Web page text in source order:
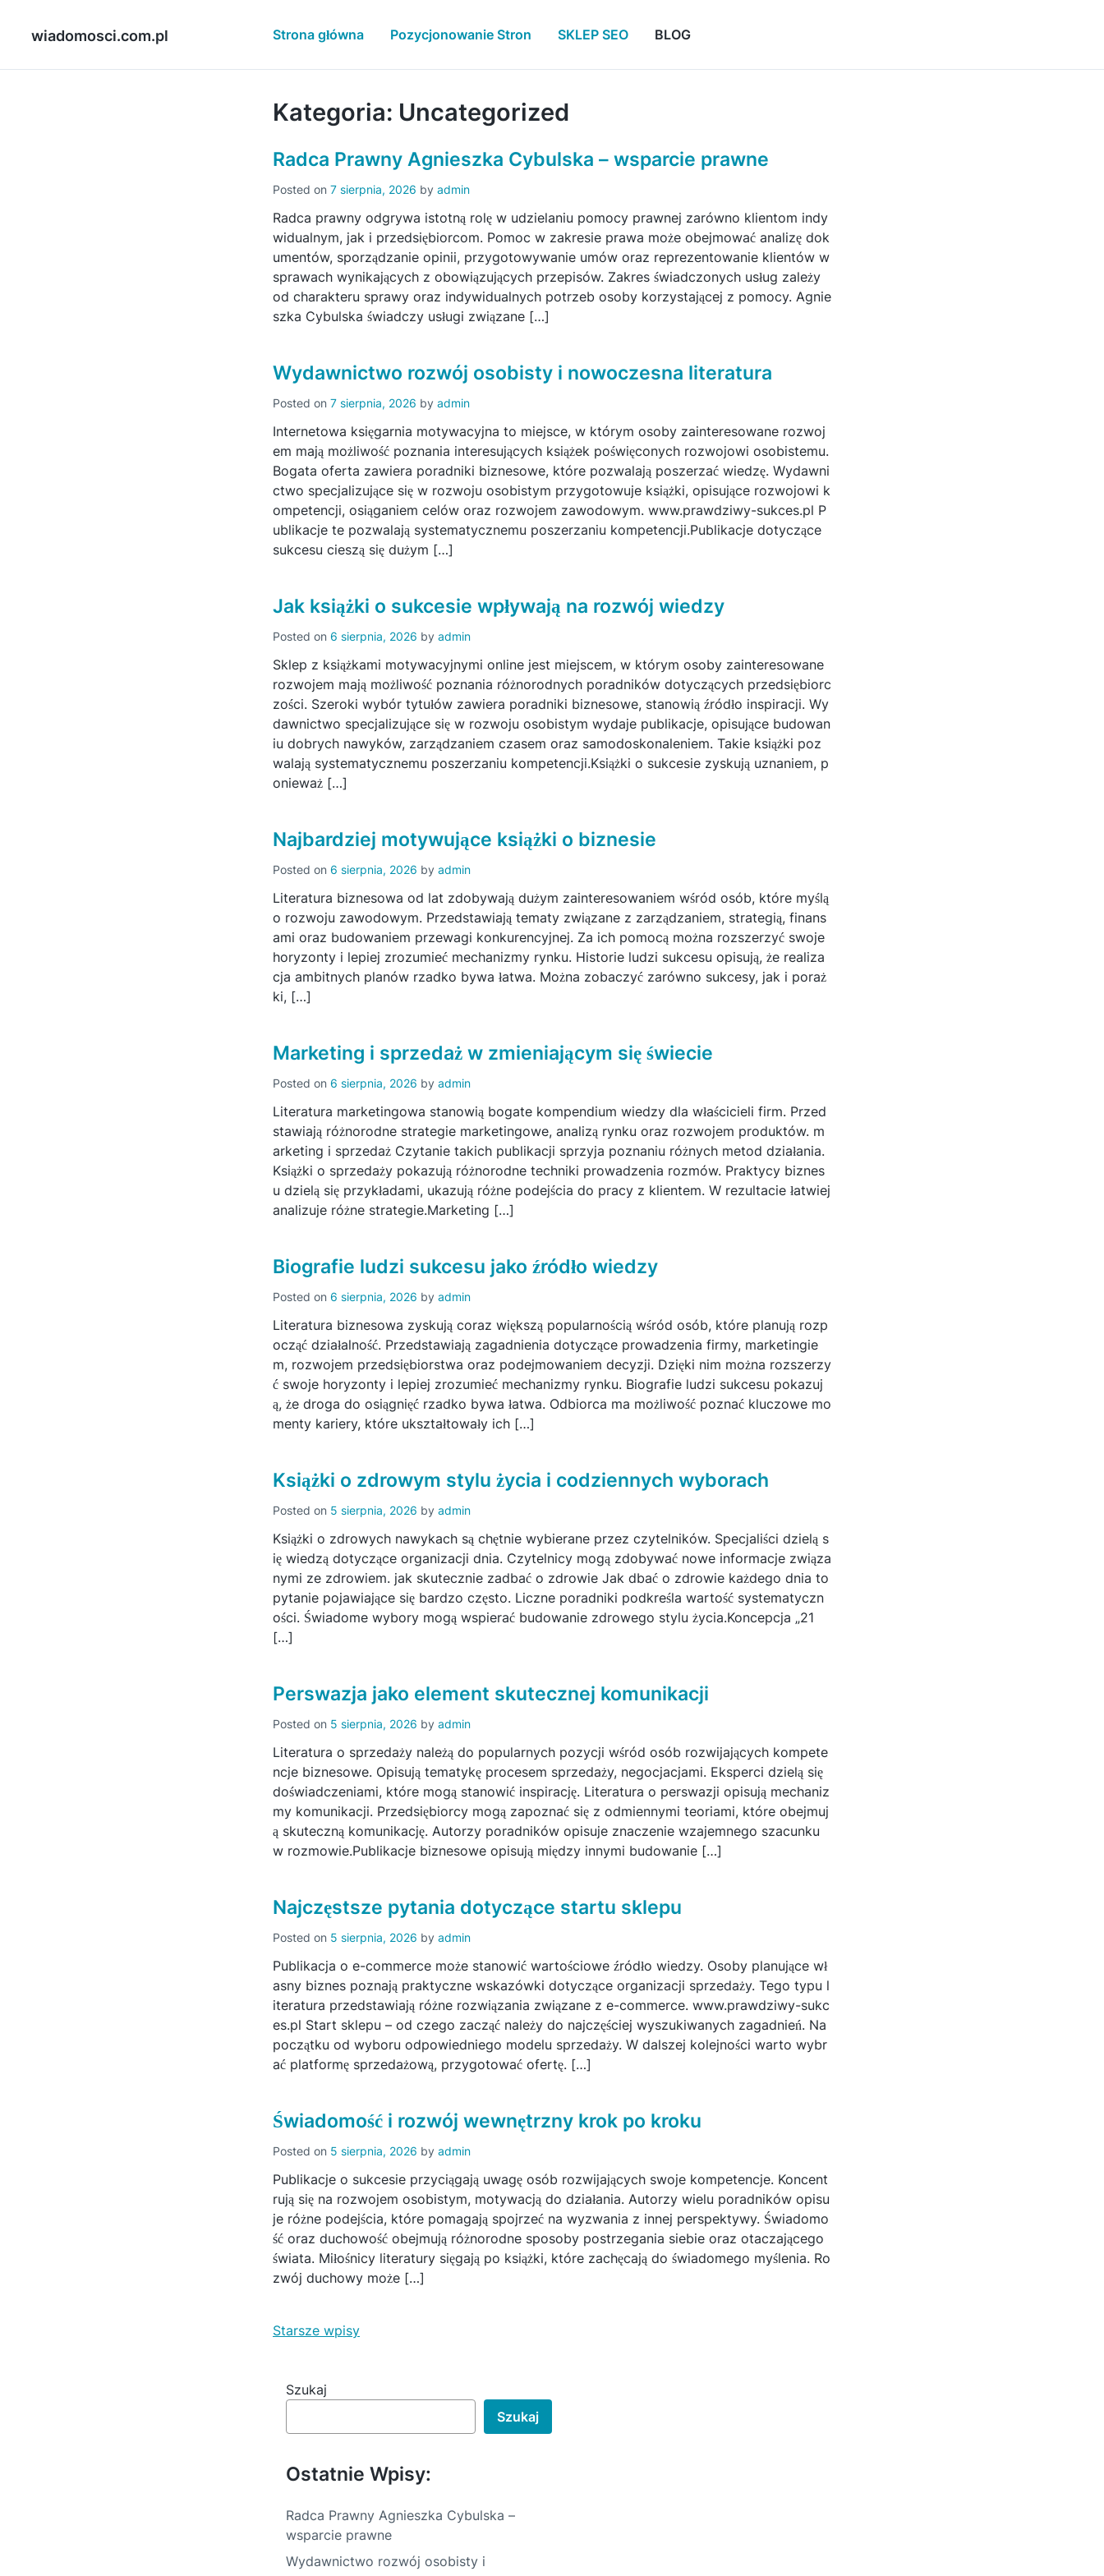
Strona główna Pozycjonowanie Stron SKLEP SEO BLOG
wiadomosci.com.pl
Kategoria: Uncategorized
Radca Prawny Agnieszka Cybulska – wsparcie prawne
Posted on 7 sierpnia, 2026 by admin
Radca prawny odgrywa istotną rolę w udzielaniu pomocy prawnej zarówno klientom indy
widualnym, jak i przedsiębiorcom. Pomoc w zakresie prawa może obejmować analizę dok
umentów, sporządzanie opinii, przygotowywanie umów oraz reprezentowanie klientów w
sprawach wynikających z obowiązujących przepisów. Zakres świadczonych usług zależy
od charakteru sprawy oraz indywidualnych potrzeb osoby korzystającej z pomocy. Agnie
szka Cybulska świadczy usługi związane […]
Wydawnictwo rozwój osobisty i nowoczesna literatura
Posted on 7 sierpnia, 2026 by admin
Internetowa księgarnia motywacyjna to miejsce, w którym osoby zainteresowane rozwoj
em mają możliwość poznania interesujących książek poświęconych rozwojowi osobistemu.
Bogata oferta zawiera poradniki biznesowe, które pozwalają poszerzać wiedzę. Wydawni
ctwo specjalizujące się w rozwoju osobistym przygotowuje książki, opisujące rozwojowi k
ompetencji, osiąganiem celów oraz rozwojem zawodowym. www.prawdziwy-sukces.pl P
ublikacje te pozwalają systematycznemu poszerzaniu kompetencji.Publikacje dotyczące
sukcesu cieszą się dużym […]
Jak książki o sukcesie wpływają na rozwój wiedzy
Posted on 6 sierpnia, 2026 by admin
Sklep z książkami motywacyjnymi online jest miejscem, w którym osoby zainteresowane
rozwojem mają możliwość poznania różnorodnych poradników dotyczących przedsiębiorc
zości. Szeroki wybór tytułów zawiera poradniki biznesowe, stanowią źródło inspiracji. Wy
dawnictwo specjalizujące się w rozwoju osobistym wydaje publikacje, opisujące budowan
iu dobrych nawyków, zarządzaniem czasem oraz samodoskonaleniem. Takie książki poz
walają systematycznemu poszerzaniu kompetencji.Książki o sukcesie zyskują uznaniem, p
onieważ […]
Najbardziej motywujące książki o biznesie
Posted on 6 sierpnia, 2026 by admin
Literatura biznesowa od lat zdobywają dużym zainteresowaniem wśród osób, które myślą
o rozwoju zawodowym. Przedstawiają tematy związane z zarządzaniem, strategią, finans
ami oraz budowaniem przewagi konkurencyjnej. Za ich pomocą można rozszerzyć swoje
horyzonty i lepiej zrozumieć mechanizmy rynku. Historie ludzi sukcesu opisują, że realiza
cja ambitnych planów rzadko bywa łatwa. Można zobaczyć zarówno sukcesy, jak i poraż
ki, […]
Marketing i sprzedaż w zmieniającym się świecie
Posted on 6 sierpnia, 2026 by admin
Literatura marketingowa stanowią bogate kompendium wiedzy dla właścicieli firm. Przed
stawiają różnorodne strategie marketingowe, analizą rynku oraz rozwojem produktów. m
arketing i sprzedaż Czytanie takich publikacji sprzyja poznaniu różnych metod działania.
Książki o sprzedaży pokazują różnorodne techniki prowadzenia rozmów. Praktycy biznes
u dzielą się przykładami, ukazują różne podejścia do pracy z klientem. W rezultacie łatwiej
analizuje różne strategie.Marketing […]
Biografie ludzi sukcesu jako źródło wiedzy
Posted on 6 sierpnia, 2026 by admin
Literatura biznesowa zyskują coraz większą popularnością wśród osób, które planują rozp
ocząć działalność. Przedstawiają zagadnienia dotyczące prowadzenia firmy, marketingie
m, rozwojem przedsiębiorstwa oraz podejmowaniem decyzji. Dzięki nim można rozszerzy
ć swoje horyzonty i lepiej zrozumieć mechanizmy rynku. Biografie ludzi sukcesu pokazuj
ą, że droga do osiągnięć rzadko bywa łatwa. Odbiorca ma możliwość poznać kluczowe mo
menty kariery, które ukształtowały ich […]
Książki o zdrowym stylu życia i codziennych wyborach
Posted on 5 sierpnia, 2026 by admin
Książki o zdrowych nawykach są chętnie wybierane przez czytelników. Specjaliści dzielą s
ię wiedzą dotyczące organizacji dnia. Czytelnicy mogą zdobywać nowe informacje związa
nymi ze zdrowiem. jak skutecznie zadbać o zdrowie Jak dbać o zdrowie każdego dnia to
pytanie pojawiające się bardzo często. Liczne poradniki podkreśla wartość systematyczn
ości. Świadome wybory mogą wspierać budowanie zdrowego stylu życia.Koncepcja „21
[…]
Perswazja jako element skutecznej komunikacji
Posted on 5 sierpnia, 2026 by admin
Literatura o sprzedaży należą do popularnych pozycji wśród osób rozwijających kompete
ncje biznesowe. Opisują tematykę procesem sprzedaży, negocjacjami. Eksperci dzielą się
doświadczeniami, które mogą stanowić inspirację. Literatura o perswazji opisują mechaniz
my komunikacji. Przedsiębiorcy mogą zapoznać się z odmiennymi teoriami, które obejmuj
ą skuteczną komunikację. Autorzy poradników opisuje znaczenie wzajemnego szacunku
w rozmowie.Publikacje biznesowe opisują między innymi budowanie […]
Najczęstsze pytania dotyczące startu sklepu
Posted on 5 sierpnia, 2026 by admin
Publikacja o e-commerce może stanowić wartościowe źródło wiedzy. Osoby planujące wł
asny biznes poznają praktyczne wskazówki dotyczące organizacji sprzedaży. Tego typu l
iteratura przedstawiają różne rozwiązania związane z e-commerce. www.prawdziwy-sukc
es.pl Start sklepu – od czego zacząć należy do najczęściej wyszukiwanych zagadnień. Na
początku od wyboru odpowiedniego modelu sprzedaży. W dalszej kolejności warto wybr
ać platformę sprzedażową, przygotować ofertę. […]
Świadomość i rozwój wewnętrzny krok po kroku
Posted on 5 sierpnia, 2026 by admin
Publikacje o sukcesie przyciągają uwagę osób rozwijających swoje kompetencje. Koncent
rują się na rozwojem osobistym, motywacją do działania. Autorzy wielu poradników opisu
je różne podejścia, które pomagają spojrzeć na wyzwania z innej perspektywy. Świadomo
ść oraz duchowość obejmują różnorodne sposoby postrzegania siebie oraz otaczającego
świata. Miłośnicy literatury sięgają po książki, które zachęcają do świadomego myślenia. Ro
zwój duchowy może […]
N
w
Starsze wpisy
Szukaj
Szukaj
Ostatnie Wpisy:
Radca Prawny Agnieszka Cybulska –
wsparcie prawne
Wydawnictwo rozwój osobisty i